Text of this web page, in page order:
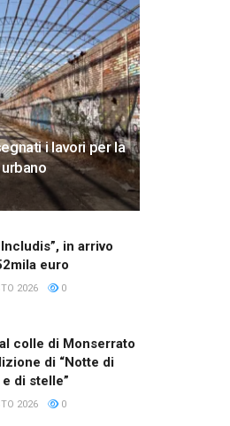
i lavori per la
in arrivo
euro
2026 0
colle di Monserrato
di “Notte di
di stelle”
2026 0